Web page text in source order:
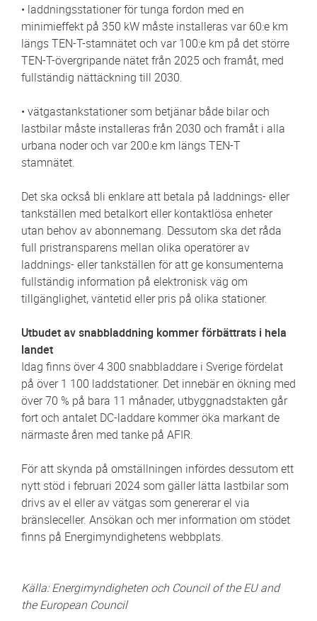
• laddningsstationer för tunga fordon med en
minimieffekt på 350 kW måste installeras var 60:e km
längs TEN-T-stamnätet och var 100:e km på det större
TEN-T-övergripande nätet från 2025 och framåt, med
fullständig nättäckning till 2030.
• vätgastankstationer som betjänar både bilar och
lastbilar måste installeras från 2030 och framåt i alla
urbana noder och var 200:e km längs TEN-T
stamnätet.
Det ska också bli enklare att betala på laddnings- eller
tankställen med betalkort eller kontaktlösa enheter
utan behov av abonnemang. Dessutom ska det råda
full pristransparens mellan olika operatörer av
laddnings- eller tankställen för att ge konsumenterna
fullständig information på elektronisk väg om
tillgänglighet, väntetid eller pris på olika stationer.
Utbudet av snabbladdning kommer förbättrats i hela
landet
Idag finns över 4 300 snabbladdare i Sverige fördelat
på över 1 100 laddstationer. Det innebär en ökning med
över 70 % på bara 11 månader, utbyggnadstakten går
fort och antalet DC-laddare kommer öka markant de
närmaste åren med tanke på AFIR.
För att skynda på omställningen infördes dessutom ett
nytt stöd i februari 2024 som gäller lätta lastbilar som
drivs av el eller av vätgas som genererar el via
bränsleceller. Ansökan och mer information om stödet
finns på Energimyndighetens webbplats.
Källa: Energimyndigheten och Council of the EU and
the European Council